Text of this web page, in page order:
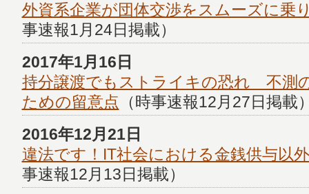
外資系企業が団体交渉をスムーズに乗
事速報1月24日掲載）
2017年1月16日
持分譲渡でもストライキの恐れ 不測
ための留意点 （時事速報12月27日掲載
2016年12月21日
違法です！IT社会における金銭供与以
事速報12月13日掲載）